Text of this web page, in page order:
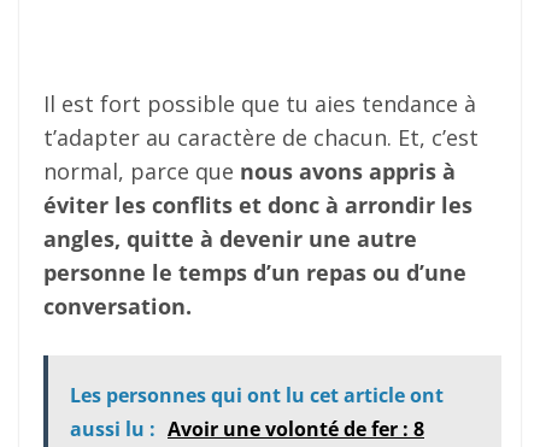
Il est fort possible que tu aies tendance à
t’adapter au caractère de chacun. Et, c’est
normal, parce que nous avons appris à
éviter les conflits et donc à arrondir les
angles, quitte à devenir une autre
personne le temps d’un repas ou d’une
conversation.
Les personnes qui ont lu cet article ont
aussi lu : Avoir une volonté de fer : 8